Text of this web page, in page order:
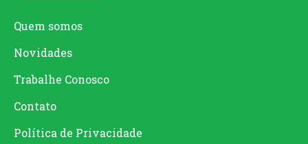
Quem somos
Novidades
Trabalhe Conosco
Contato
Política de Privacidade